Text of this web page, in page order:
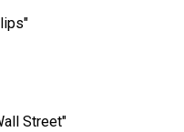
Street"